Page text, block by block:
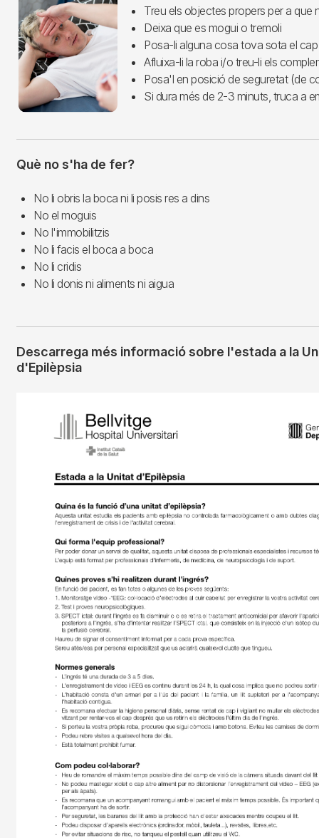
Treu els objectes propers per a que
Deixa que es mogui o tremoli
Posa-li alguna cosa tova sota el cap
Afluixa-li la roba i/o treu-li els
Posa'l en posició de seguretat (de
Si dura més de 2-3 minuts, truca a
Què no s'ha de fer?
No li obris la boca ni li posis res a dins
No el moguis
No l'immobilitzis
No li facis el boca a boca
No li cridis
No li donis ni aliments ni aigua
Descarrega més informació sobre l'estada a la
d'Epilèpsia